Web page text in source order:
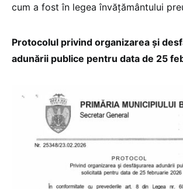
cum a fost în legea învățământului
Protocolul privind organizarea şi
adunării publice pentru data de 25